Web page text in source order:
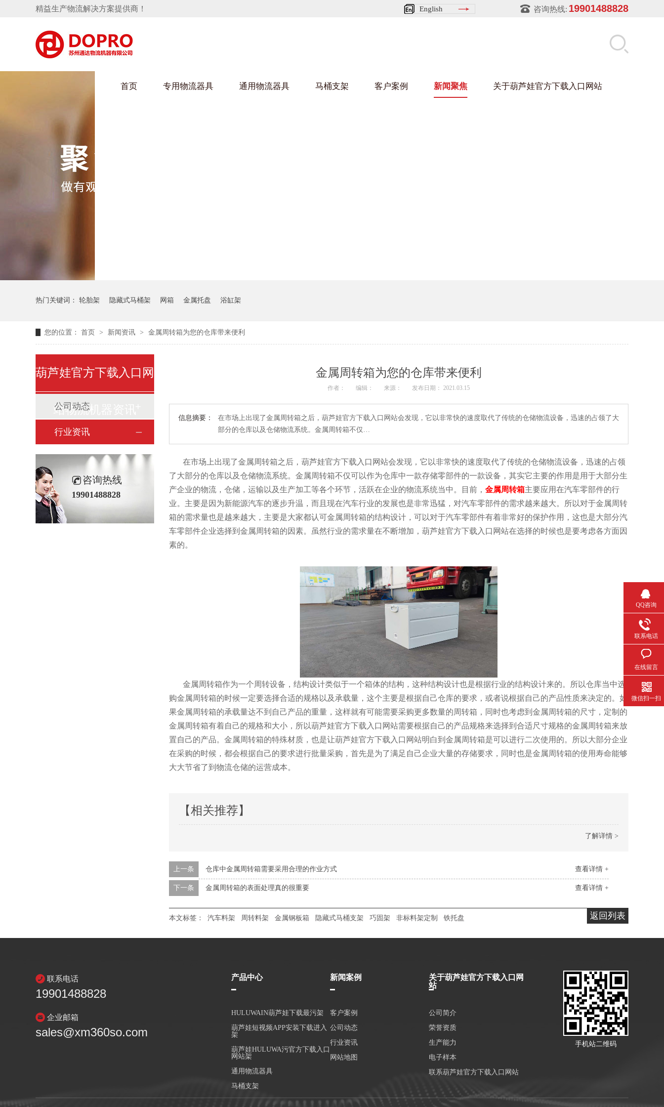
咨询热线: 19901488828
English
精益生产物流解决方案提供商！
首页 专用物流器具
保险杠料架
消声器料架
通用物流器具 马桶支架 客户案例
汽车行业
新闻聚焦 关于葫芦娃官方下载入口网站
热门关键词： 轮胎架 隐藏式马桶架 网箱 金属托盘 浴缸架
您的位置： 首页 > 新闻资讯 > 金属周转箱为您的仓库带来便利
金属周转箱为您的仓库带来便利
作者： 编辑： 来源： 发布日期： 2021.03.15
信息摘要：
在市场上出现了金属周转箱之后，葫芦娃官方下载入口网站会发现，它以非常快的速度取代了传统的仓储物流设备，迅速的占领了大
部分的仓库以及仓储物流系统。金属周转箱不仅…
在市场上出现了金属周转箱之后，葫芦娃官方下载入口网站会发现，它以非常快的速度取代了传统的仓储物流设备，迅速的占领
了大部分的仓库以及仓储物流系统。金属周转箱不仅可以作为仓库中一款存储零部件的一款设备，其实它主要的作用是用于大部分生
产企业的物流，仓储，运输以及生产加工等各个环节，活跃在企业的物流系统当中。目前， 金属周转箱主要应用在汽车零部件的行
业。主要是因为新能源汽车的逐步升温，而且现在汽车行业的发展也是非常迅猛，对汽车零部件的需求越来越大。所以对于金属周转
箱的需求量也是越来越大，主要是大家都认可金属周转箱的结构设计，可以对于汽车零部件有着非常好的保护作用，这也是大部分汽
车零部件企业选择到金属周转箱的因素。虽然行业的需求量在不断增加，葫芦娃官方下载入口网站在选择的时候也是要考虑各方面因
素的。
金属周转箱作为一个周转设备，结构设计类似于一个箱体的结构，这种结构设计也是根据行业的结构设计来的。所以仓库当中选
购金属周转箱的时候一定要选择合适的规格以及承载量，这个主要是根据自己仓库的要求，或者说根据自己的产品性质来决定的。如
果金属周转箱的承载量达不到自己产品的重量，这样就有可能需要采购更多数量的周转箱，同时也考虑到金属周转箱的尺寸，定制的
金属周转箱有着自己的规格和大小，所以葫芦娃官方下载入口网站需要根据自己的产品规格来选择到合适尺寸规格的金属周转箱来放
置自己的产品。金属周转箱的特殊材质，也是让葫芦娃官方下载入口网站明白到金属周转箱是可以进行二次使用的。所以大部分企业
在采购的时候，都会根据自己的要求进行批量采购，首先是为了满足自己企业大量的存储要求，同时也是金属周转箱的使用寿命能够
大大节省了到物流仓储的运营成本。
【相关推荐】
了解详情 >
查看详情 +
上一条 仓库中金属周转箱需要采用合理的作业方式
查看详情 +
下一条 金属周转箱的表面处理真的很重要
返回列表
本文标签： 汽车料架 周转料架 金属钢板箱 隐藏式马桶支架 巧固架 非标料架定制 铁托盘
葫芦娃官方下载入口网
站物流机器资讯
公司动态
行业资讯
咨询热线
19901488828
联系电话
19901488828
企业邮箱
sales@xm360so.com
产品中心
HULUWAIN葫芦娃下载最污架
葫芦娃短视频APP安装下载进入
架
葫芦娃HULUWA污官方下载入口
网站架
通用物流器具
马桶支架
新闻案例
客户案例
公司动态
行业资讯
网站地图
关于葫芦娃官方下载入口网
站
公司简介
荣誉资质
生产能力
电子样本
联系葫芦娃官方下载入口网站
手机站二维码
QQ咨询
联系电话
在线留言
微信扫一扫